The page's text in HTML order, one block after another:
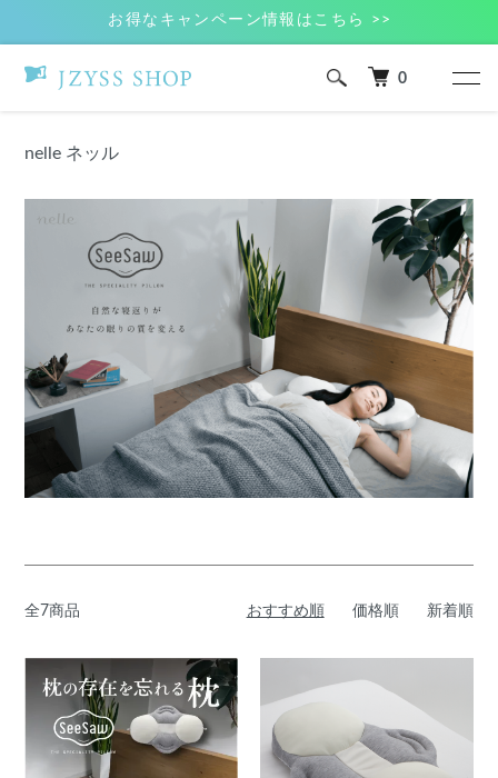
お得なキャンペーン情報はこちら >>
0
ホーム
nelle ネッル
全7商品 おすすめ順 価格順 新着順